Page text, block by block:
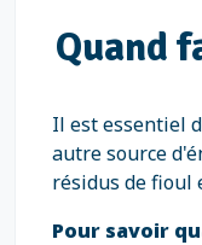
Quand
Il est essentiel
autre source
résidus de fioul
Pour savoir